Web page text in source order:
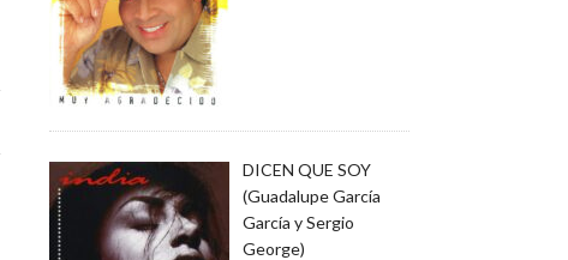
DICEN QUE SOY
(Guadalupe García
García y Sergio
George)